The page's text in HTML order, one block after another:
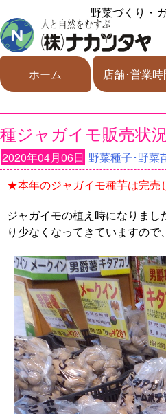
野菜づくり・
ホーム 店舗･営業時
種ジャガイモ販売状
2020年04月06日 野菜種子･野菜
★本年のジャガイモ種芋は完
ジャガイモの植え時になりま
り少なくなってきていますので